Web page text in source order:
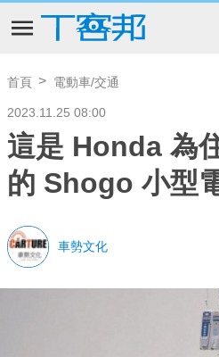
首頁 電動車/交通
2023.11.25 08:00
這是 Honda 為
的 Shogo 小型
車勢文化